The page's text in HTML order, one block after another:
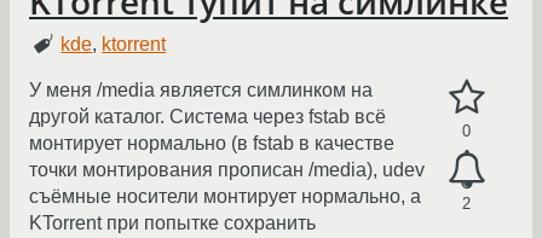
kde, ktorrent
0
2
У меня /media является симлинком на
другой каталог. Система через fstab всё
монтирует нормально (в fstab в качестве
точки монтирования прописан /media), udev
съёмные носители монтирует нормально, а
KTorrent при попытке сохранить